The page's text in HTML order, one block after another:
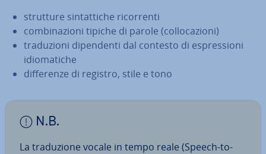
strutture sin­tat­ti­che ri­cor­ren­ti
com­bi­na­zio­ni tipiche di parole (col­lo­ca­zio­ni)
tra­du­zio­ni di­pen­den­ti dal contesto di espres­sio­ni
idio­ma­ti­che
dif­fe­ren­ze di registro, stile e tono
N.B.
La tra­du­zio­ne vocale in tempo reale (Speech-to-